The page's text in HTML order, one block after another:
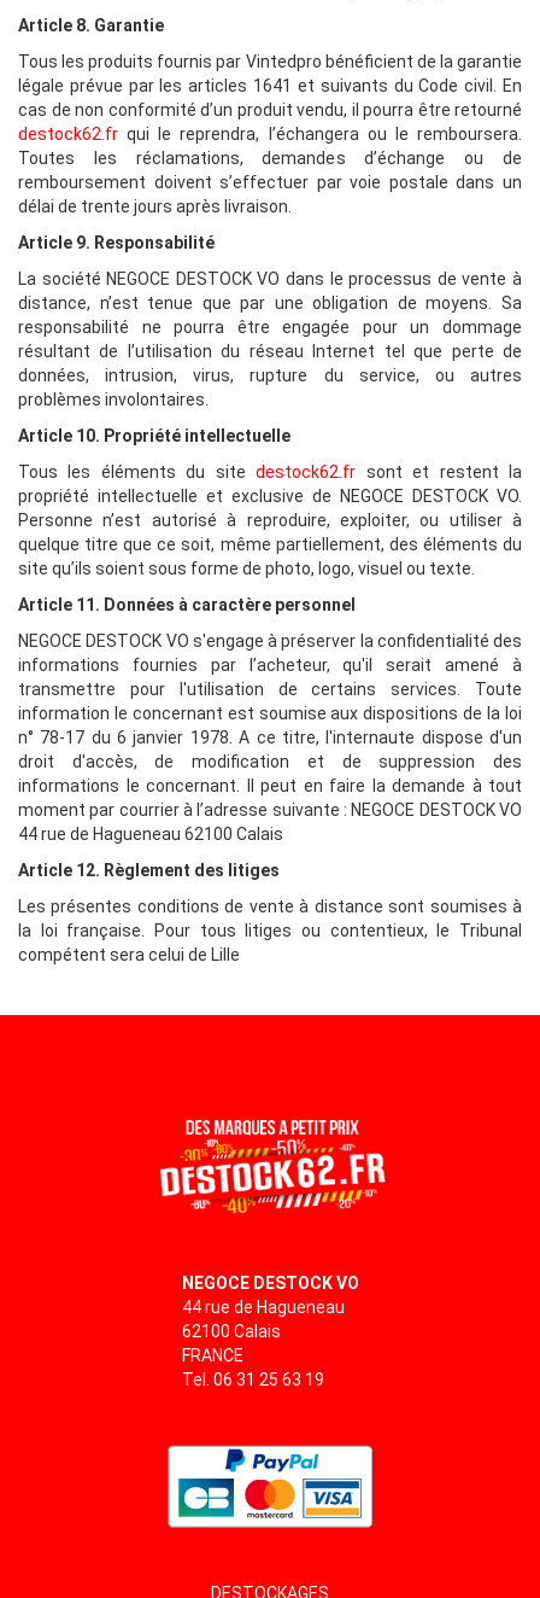
Article 8. Garantie
Tous les produits fournis par Vintedpro bénéficient de la garantie
légale prévue par les articles 1641 et suivants du Code civil. En
cas de non conformité d’un produit vendu, il pourra être retourné
destock62.fr qui le reprendra, l’échangera ou le remboursera.
Toutes les réclamations, demandes d’échange ou de
remboursement doivent s’effectuer par voie postale dans un
délai de trente jours après livraison.
Article 9. Responsabilité
La société NEGOCE DESTOCK VO dans le processus de vente à
distance, n’est tenue que par une obligation de moyens. Sa
responsabilité ne pourra être engagée pour un dommage
résultant de l’utilisation du réseau Internet tel que perte de
données, intrusion, virus, rupture du service, ou autres
problèmes involontaires.
Article 10. Propriété intellectuelle
Tous les éléments du sitedestock62.fr sont et restent la
propriété intellectuelle et exclusive de NEGOCE DESTOCK VO.
Personne n’est autorisé à reproduire, exploiter, ou utiliser à
quelque titre que ce soit, même partiellement, des éléments du
site qu’ils soient sous forme de photo, logo, visuel ou texte.
Article 11. Données à caractère personnel
NEGOCE DESTOCK VO s'engage à préserver la confidentialité des
informations fournies par l’acheteur, qu'il serait amené à
transmettre pour l'utilisation de certains services. Toute
information le concernant est soumise aux dispositions de la loi
n° 78-17 du 6 janvier 1978. A ce titre, l'internaute dispose d'un
droit d'accès, de modification et de suppression des
informations le concernant. Il peut en faire la demande à tout
moment par courrier à l’adresse suivante : NEGOCE DESTOCK VO
44 rue de Hagueneau 62100 Calais
Article 12. Règlement des litiges
Les présentes conditions de vente à distance sont soumises à
la loi française. Pour tous litiges ou contentieux, le Tribunal
compétent sera celui de Lille
NEGOCE DESTOCK VO
44 rue de Hagueneau
62100 Calais
FRANCE
Tel. 06 31 25 63 19
DESTOCKAGES